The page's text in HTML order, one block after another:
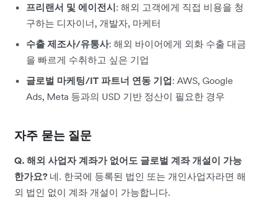
프리랜서 및 에이전시: 해외 고객에게 직접 비용을 청
구하는 디자이너, 개발자, 마케터
수출 제조사/유통사: 해외 바이어에게 외화 수출 대금
을 빠르게 수취하고 싶은 기업
글로벌 마케팅/IT 파트너 연동 기업: AWS, Google
Ads, Meta 등과의 USD 기반 정산이 필요한 경우
자주 묻는 질문
Q. 해외 사업자 계좌가 없어도 글로벌 계좌 개설이 가능
한가요? 네. 한국에 등록된 법인 또는 개인사업자라면 해
외 법인 없이 계좌 개설이 가능합니다.